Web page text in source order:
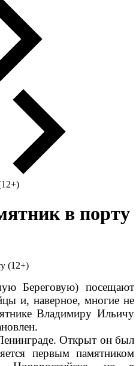
в порту
Береговую) посещают
и, наверное, многие не
Владимиру Ильичу
Открыт он был
первым памятником